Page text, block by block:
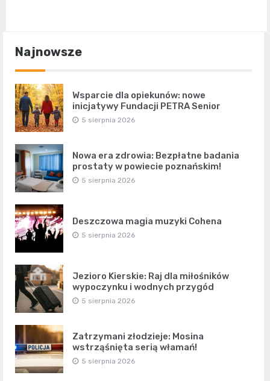
Najnowsze
Wsparcie dla opiekunów: nowe
inicjatywy Fundacji PETRA Senior
5 sierpnia 2026
Nowa era zdrowia: Bezpłatne badania
prostaty w powiecie poznańskim!
5 sierpnia 2026
Deszczowa magia muzyki Cohena
5 sierpnia 2026
Jezioro Kierskie: Raj dla miłośników
wypoczynku i wodnych przygód
5 sierpnia 2026
Zatrzymani złodzieje: Mosina
wstrząśnięta serią włamań!
5 sierpnia 2026